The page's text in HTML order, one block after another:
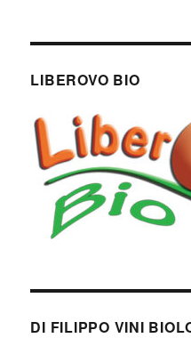
LIBEROVO BIO
DI FILIPPO VINI